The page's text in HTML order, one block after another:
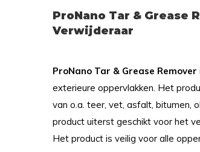
ProNano Tar & Grease
Verwijderaar
ProNano Tar & Grease Remover
exterieure oppervlakken. Het
van o.a. teer, vet, asfalt, bitumen,
product uiterst geschikt voor het
Het product is veilig voor alle